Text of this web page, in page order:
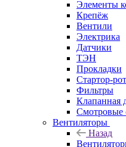
Элементы
Крепёж
Вентили
Электрика
Датчики
ТЭН
Прокладки
Стартор-
Фильтры
Клапанная
Смотровые
Вентиляторы
Назад